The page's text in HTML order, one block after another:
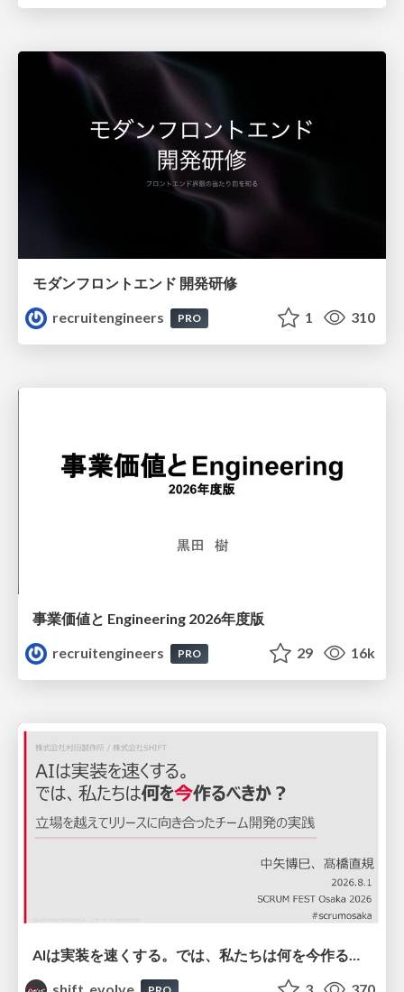
モダンフロントエンド 開発研修
recruitengineers
PRO 1 310
事業価値と Engineering 2026年度版
recruitengineers
PRO 29 16k
shift_evolve
3 370